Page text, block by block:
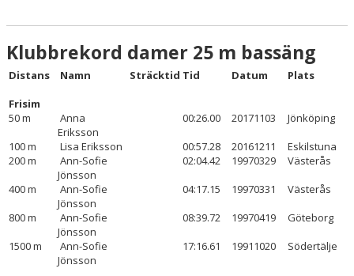
Klubbrekord damer 25 m bassäng
Distans Namn Sträcktid Tid Datum
Plats
Frisim
50 m
Anna
Eriksson
00:26.00 20171103
Jönköping
100 m
Lisa Eriksson 00:57.28 20161211
Eskilstuna
200 m
Ann-Sofie
Jönsson
02:04.42 19970329
Västerås
400 m
Ann-Sofie
Jönsson
04:17.15 19970331
Västerås
800 m
Ann-Sofie
Jönsson
08:39.72 19970419
Göteborg
1500 m
Ann-Sofie
Jönsson
17:16.61 19911020 Södertälje